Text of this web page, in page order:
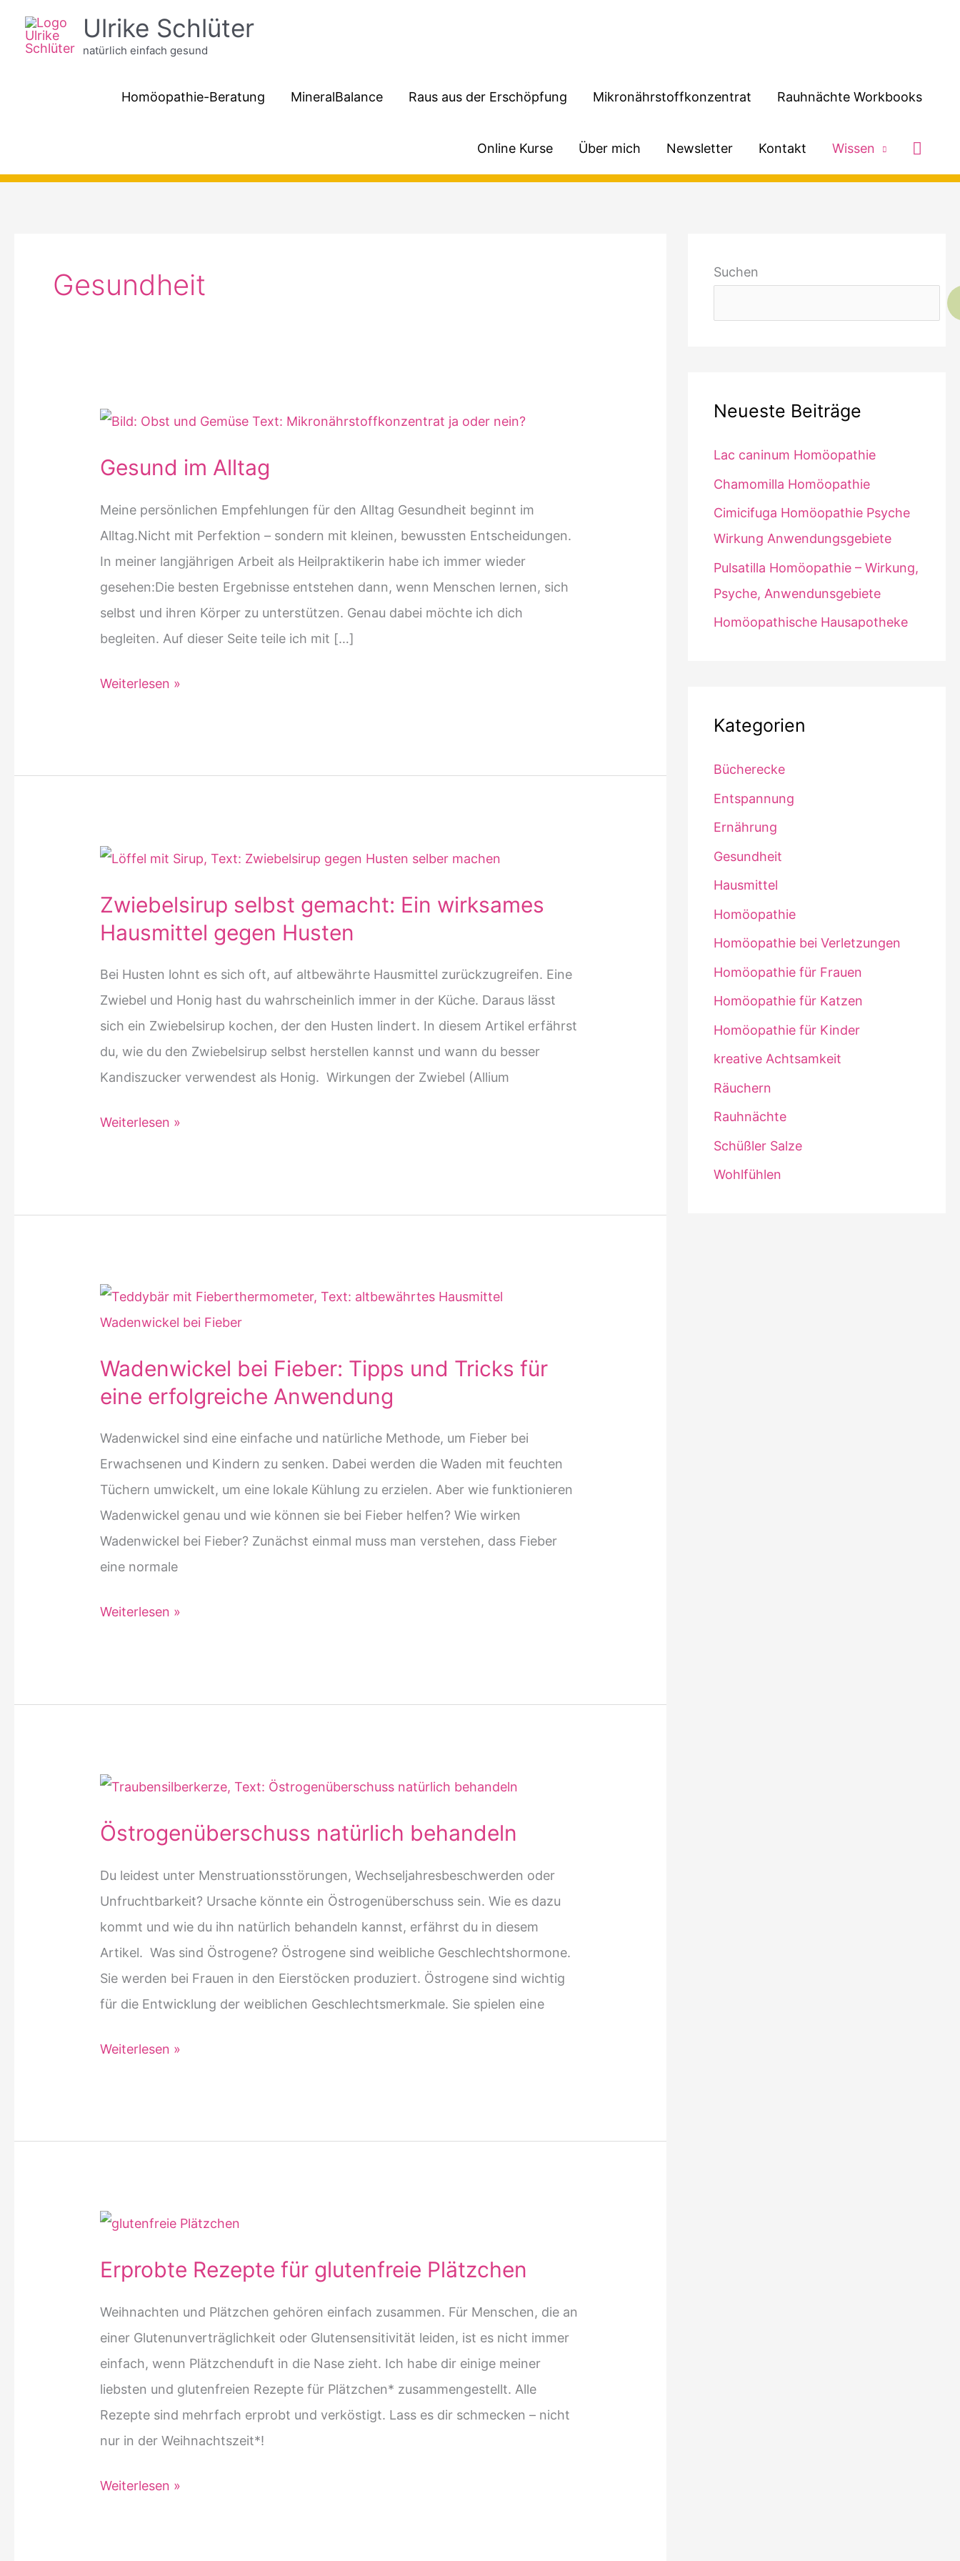
Inhalt
Ulrike Schlüter
natürlich einfach gesund
Homöopathie-Beratung MineralBalance Raus aus der Erschöpfung Mikronährstoffkonzentrat Rauhnächte Workbooks
Online Kurse Über mich Newsletter Kontakt Wissen
Gesundheit
Gesund im Alltag
Meine persönlichen Empfehlungen für den Alltag Gesundheit beginnt im
Alltag.Nicht mit Perfektion – sondern mit kleinen, bewussten Entscheidungen.
In meiner langjährigen Arbeit als Heilpraktikerin habe ich immer wieder
gesehen:Die besten Ergebnisse entstehen dann, wenn Menschen lernen, sich
selbst und ihren Körper zu unterstützen. Genau dabei möchte ich dich
begleiten. Auf dieser Seite teile ich mit […]
Gesund
Weiterlesen »
Zwiebelsirup selbst gemacht: Ein wirksames
Hausmittel gegen Husten
Bei Husten lohnt es sich oft, auf altbewährte Hausmittel zurückzugreifen. Eine
Zwiebel und Honig hast du wahrscheinlich immer in der Küche. Daraus lässt
sich ein Zwiebelsirup kochen, der den Husten lindert. In diesem Artikel erfährst
du, wie du den Zwiebelsirup selbst herstellen kannst und wann du besser
Kandiszucker verwendest als Honig. Wirkungen der Zwiebel (Allium
Zwiebelsirup
Husten
Weiterlesen »
Wadenwickel bei Fieber: Tipps und Tricks für
eine erfolgreiche Anwendung
Wadenwickel sind eine einfache und natürliche Methode, um Fieber bei
Erwachsenen und Kindern zu senken. Dabei werden die Waden mit feuchten
Tüchern umwickelt, um eine lokale Kühlung zu erzielen. Aber wie funktionieren
Wadenwickel genau und wie können sie bei Fieber helfen? Wie wirken
Wadenwickel bei Fieber? Zunächst einmal muss man verstehen, dass Fieber
eine normale
Wadenwickel
eine
erfolgreiche
Anwendung
Weiterlesen »
Östrogenüberschuss natürlich behandeln
Du leidest unter Menstruationsstörungen, Wechseljahresbeschwerden oder
Unfruchtbarkeit? Ursache könnte ein Östrogenüberschuss sein. Wie es dazu
kommt und wie du ihn natürlich behandeln kannst, erfährst du in diesem
Artikel. Was sind Östrogene? Östrogene sind weibliche Geschlechtshormone.
Sie werden bei Frauen in den Eierstöcken produziert. Östrogene sind wichtig
für die Entwicklung der weiblichen Geschlechtsmerkmale. Sie spielen eine
Östrogenüberschuss
Weiterlesen »
Erprobte Rezepte für glutenfreie Plätzchen
Weihnachten und Plätzchen gehören einfach zusammen. Für Menschen, die an
einer Glutenunverträglichkeit oder Glutensensitivität leiden, ist es nicht immer
einfach, wenn Plätzchenduft in die Nase zieht. Ich habe dir einige meiner
liebsten und glutenfreien Rezepte für Plätzchen* zusammengestellt. Alle
Rezepte sind mehrfach erprobt und verköstigt. Lass es dir schmecken – nicht
nur in der Weihnachtszeit*!
Erprobte
Weiterlesen »
Suchen
Neueste Beiträge
Lac caninum Homöopathie
Chamomilla Homöopathie
Cimicifuga Homöopathie Psyche
Wirkung Anwendungsgebiete
Pulsatilla Homöopathie – Wirkung,
Psyche, Anwendunsgebiete
Homöopathische Hausapotheke
Kategorien
Bücherecke
Entspannung
Ernährung
Gesundheit
Hausmittel
Homöopathie
Homöopathie bei Verletzungen
Homöopathie für Frauen
Homöopathie für Katzen
Homöopathie für Kinder
kreative Achtsamkeit
Räuchern
Rauhnächte
Schüßler Salze
Wohlfühlen